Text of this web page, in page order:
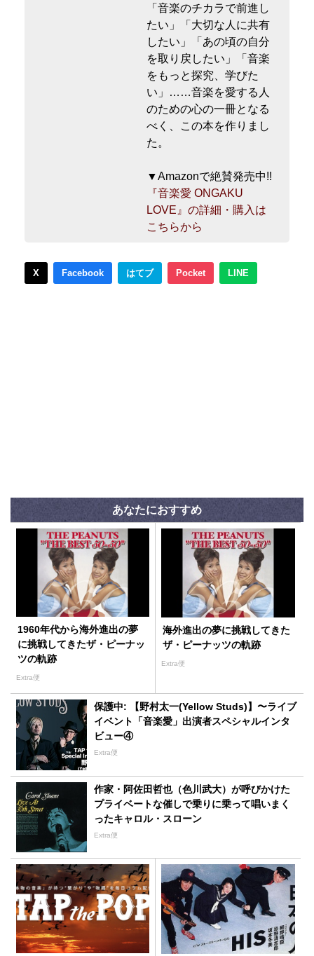
「音楽のチカラで前進し
たい」「大切な人に共有
したい」「あの頃の自分
を取り戻したい」「音楽
をもっと探究、学びた
い」……音楽を愛する人
のための心の一冊となる
べく、この本を作りまし
た。
▼Amazonで絶賛発売中!!
『音楽愛 ONGAKU
LOVE』の詳細・購入は
こちらから
X Facebook はてブ Pocket LINE
あなたにおすすめ
1960年代から海外進出の夢
に挑戦してきたザ・ピーナッ
ツの軌跡
Extra便
海外進出の夢に挑戦してきた
ザ・ピーナッツの軌跡
Extra便
保護中: 【野村太一(Yellow Studs)】〜ライブ
イベント「音楽愛」出演者スペシャルインタ
ビュー④
Extra便
作家・阿佐田哲也（色川武大）が呼びかけた
プライベートな催しで乗りに乗って唱いまく
ったキャロル・スローン
Extra便